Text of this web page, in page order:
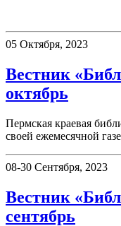
05 Октября, 2023
Вестник
октябрь
Пермская краевая
своей ежемесячной
08-30 Сентября, 2023
Вестник
сентябрь